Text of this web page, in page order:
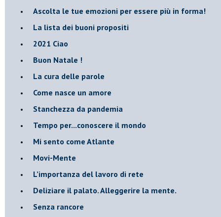
​Ascolta le tue emozioni per essere più in forma!
​La lista dei buoni propositi
2021 Ciao
Buon Natale !
​La cura delle parole
​Come nasce un amore
Stanchezza da pandemia
​Tempo per...conoscere il mondo
​Mi sento come Atlante
​Movi-Mente
​L’importanza del lavoro di rete
​Deliziare il palato. Alleggerire la mente.
​Senza rancore